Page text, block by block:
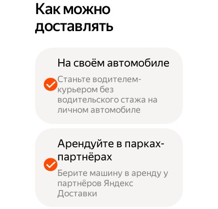
Как можно
доставлять
На своём автомобиле
Станьте водителем-
курьером без
водительского стажа на
личном автомобиле
Арендуйте в парках-
партнёрах
Берите машину в аренду у
партнёров Яндекс
Доставки